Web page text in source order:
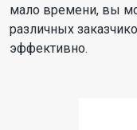
мало времени, вы
различных
эффективно.